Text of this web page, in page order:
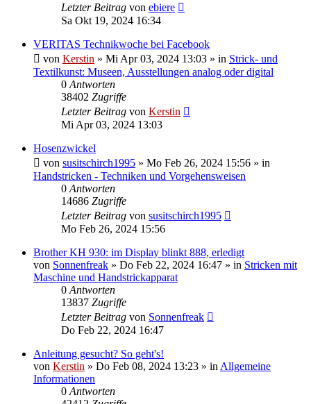
Letzter Beitrag von ebiere
Sa Okt 19, 2024 16:34
VERITAS Technikwoche bei Facebook
von Kerstin » Mi Apr 03, 2024 13:03 » in Strick- und
Textilkunst: Museen, Ausstellungen analog oder digital
0 Antworten
38402 Zugriffe
Letzter Beitrag von Kerstin
Mi Apr 03, 2024 13:03
Hosenzwickel
von susitschirch1995 » Mo Feb 26, 2024 15:56 » in
Handstricken - Techniken und Vorgehensweisen
0 Antworten
14686 Zugriffe
Letzter Beitrag von susitschirch1995
Mo Feb 26, 2024 15:56
Brother KH 930: im Display blinkt 888, erledigt
von Sonnenfreak » Do Feb 22, 2024 16:47 » in Stricken mit
Maschine und Handstrickapparat
0 Antworten
13837 Zugriffe
Letzter Beitrag von Sonnenfreak
Do Feb 22, 2024 16:47
Anleitung gesucht? So geht's!
von Kerstin » Do Feb 08, 2024 13:23 » in Allgemeine
Informationen
0 Antworten